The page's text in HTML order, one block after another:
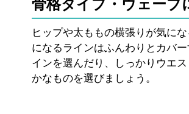
骨格タイプ・ウェーブ
ヒップや太ももの横張りが気に
になるラインはふんわりとカバ
インを選んだり、しっかりウエ
かなものを選びましょう。